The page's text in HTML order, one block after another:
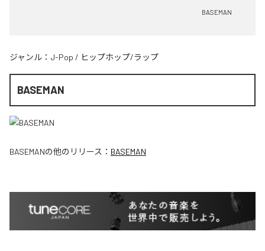
BASEMAN
ジャンル： J-Pop / ヒップホップ/ラップ
BASEMAN
BASEMANの他のリリース： BASEMAN